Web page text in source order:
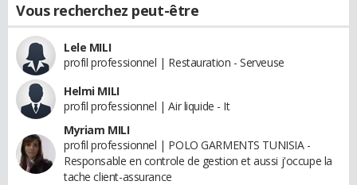
Vous recherchez peut-être
Lele MILI
profil professionnel | Restauration - Serveuse
Helmi MILI
profil professionnel | Air liquide - It
Myriam MILI
profil professionnel | POLO GARMENTS TUNISIA -
Responsable en controle de gestion et aussi j'occupe la
tache client-assurance